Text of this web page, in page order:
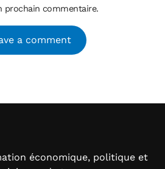
prochain commentaire.
économique, politique et